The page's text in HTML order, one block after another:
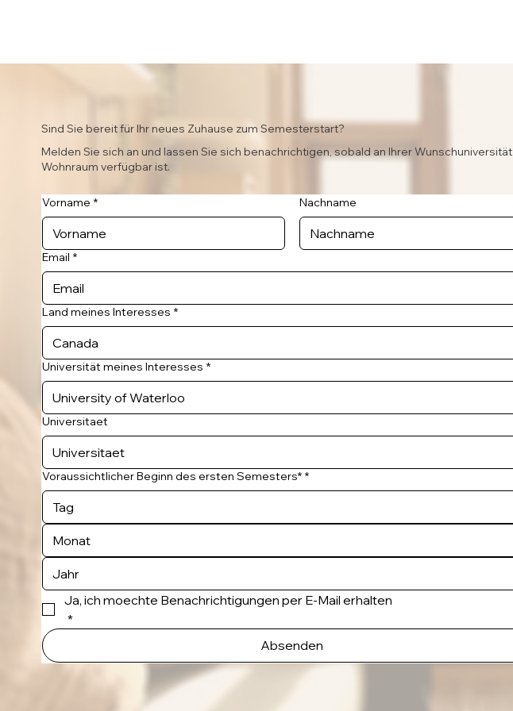
Sind Sie bereit für Ihr neues Zuhause zum Semesterstart?
Melden Sie sich an und lassen Sie sich benachrichtigen, sobald an Ihrer Wunschuniversität
Wohnraum verfügbar ist.
Vorname * Nachname
Email *
Land meines Interesses *
Universität meines Interesses *
Universitaet
Voraussichtlicher Beginn des ersten Semesters* *
Monat
Ja, ich moechte Benachrichtigungen per E-Mail erhalten
*
Absenden